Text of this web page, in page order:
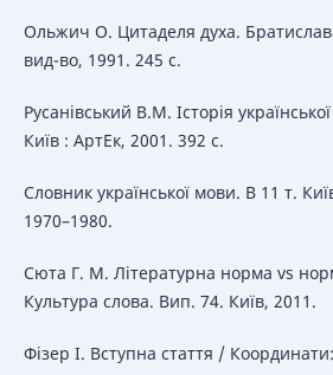
Ольжич О. Цитаделя духа.
вид-во, 1991. 245 с.
Русанівський В.М. Історія
Київ : АртЕк, 2001. 392 с.
Словник української мови. В 11 т.
1970–1980.
Сюта Г. М. Літературна норма vs
Культура слова. Вип. 74. Київ, 2011.
Фізер І. Вступна стаття /